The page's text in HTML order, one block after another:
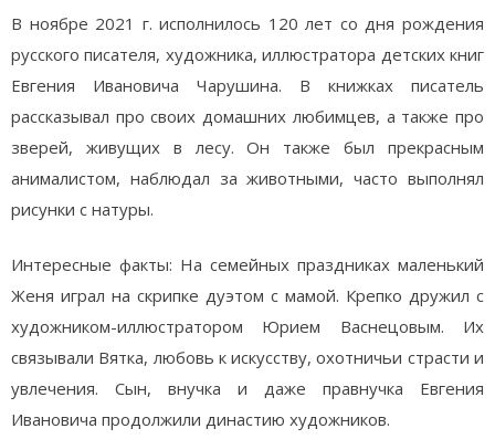
В ноябре 2021 г. исполнилось 120 лет со дня рождения
русского писателя, художника, иллюстратора детских книг
Евгения Ивановича Чарушина. В книжках писатель
рассказывал про своих домашних любимцев, а также про
зверей, живущих в лесу. Он также был прекрасным
анималистом, наблюдал за животными, часто выполнял
рисунки с натуры.
Интересные факты: На семейных праздниках маленький
Женя играл на скрипке дуэтом с мамой. Крепко дружил с
художником-иллюстратором Юрием Васнецовым. Их
связывали Вятка, любовь к искусству, охотничьи страсти и
увлечения. Сын, внучка и даже правнучка Евгения
Ивановича продолжили династию художников.